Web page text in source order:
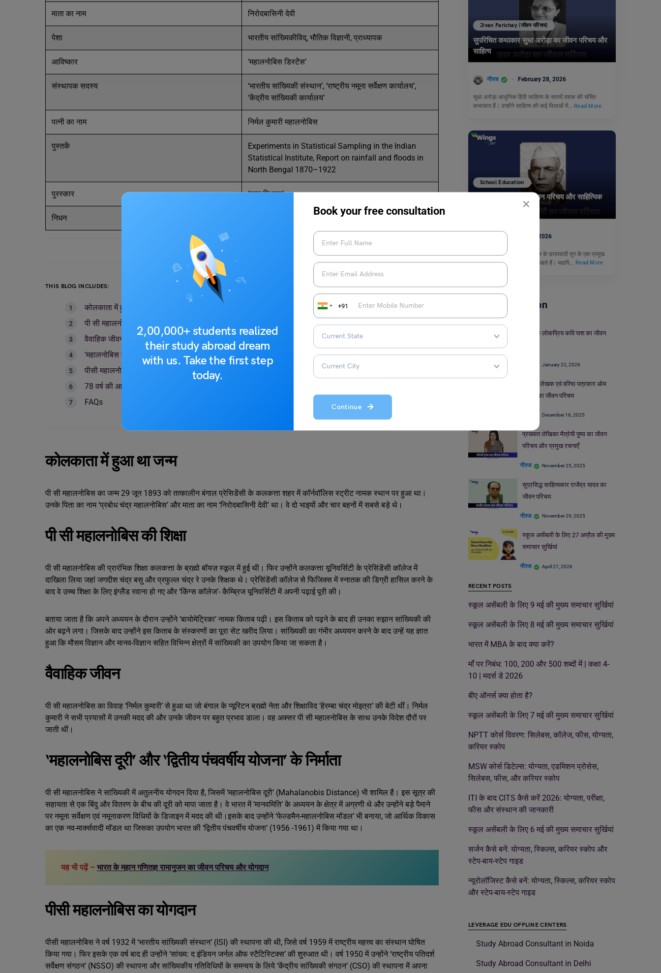
×
2,00,000+ students realized
their study abroad dream
with us. Take the first step
today.
Book your free consultation
+91
Continue
माता का नाम निरोदबासिनी देवी
पेशा भारतीय सांख्यिकीविद्, भौतिक विज्ञानी, प्राध्यापक
आविष्कार ‘महालनोबिस डिस्टेंस’
संस्थापक सदस्य
‘भारतीय सांख्यिकी संस्थान’, ‘राष्ट्रीय नमूना सर्वेक्षण कार्यालय’,
‘केंद्रीय सांख्यिकी कार्यालय’
पत्नी का नाम निर्मल कुमारी महालनोबिस
पुस्तकें
Experiments in Statistical Sampling in the Indian
Statistical Institute, Report on rainfall and floods in
North Bengal 1870–1922
पुरस्कार ‘पद्म विभूषण’
निधन 28 जून, 1972, पश्चिम बंगाल
THIS BLOG INCLUDES:
कोलकाता में हुआ था जन्म
पी सी महालनोबिस की शिक्षा
वैवाहिक जीवन
‘महालनोबिस दूरी’ और ‘द्वितीय पंचवर्षीय योजना’ के निर्माता
पीसी महालनोबिस का योगदान
78 वर्ष की आयु में हुआ निधन
FAQs
कोलकाता में हुआ था जन्म
पी सी महालनोबिस का जन्म 29 जून 1893 को तत्कालीन बंगाल प्रेसिडेंसी के कलकत्ता शहर में कॉर्नवॉलिस स्ट्रीट नामक स्थान पर हुआ था।
उनके पिता का नाम ‘प्रबोध चंद्र महालनोबिस’ और माता का नाम ‘निरोदबासिनी देवी’ था। वे दो भाइयों और चार बहनों में सबसे बड़े थे।
पी सी महालनोबिस की शिक्षा
पी सी महालनोबिस की प्रारंभिक शिक्षा कलकत्ता के ब्रह्मो बॉयज़ स्कूल में हुई थी। फिर उन्होंने कलकत्ता यूनिवर्सिटी के प्रेसिंडेंसी कॉलेज में
दाखिला लिया जहां जगदीश चंद्र बसु और प्रफुल्ल चंद्र रे उनके शिक्षक थे। प्रेसिंडेंसी कॉलेज से फिजिक्स में स्नातक की डिग्री हासिल करने के
बाद वे उच्च शिक्षा के लिए इंग्लैंड रवाना हो गए और ‘किंग्स कॉलेज’- कैम्ब्रिज यूनिवर्सिटी में अपनी पढ़ाई पूरी की।
बताया जाता है कि अपने अध्ययन के दौरान उन्होंने ‘बायोमेट्रिका’ नामक किताब पढ़ी। इस किताब को पढ़ने के बाद ही उनका रुझान सांख्यिकी की
ओर बढ़ने लगा। जिसके बाद उन्होंने इस किताब के संस्करणों का पूरा सेट खरीद लिया। सांख्यिकी का गंभीर अध्ययन करने के बाद उन्हें यह ज्ञात
हुआ कि मौसम विज्ञान और मानव-विज्ञान सहित विभिन्न क्षेत्रों में सांख्यिकी का उपयोग किया जा सकता है।
वैवाहिक जीवन
पी सी महालनोबिस का विवाह ‘निर्मल कुमारी’ से हुआ था जो बंगाल के प्यूरिटन ब्रह्मो नेता और शिक्षाविद ‘हेरम्बा चंद्र मोइत्रा’ की बेटी थीं। निर्मल
कुमारी ने सभी प्रयासों में उनकी मदद की और उनके जीवन पर बहुत प्रभाव डाला। वह अक्सर पी सी महालनोबिस के साथ उनके विदेश दौरों पर
जाती थीं।
‘महालनोबिस दूरी’ और ‘द्वितीय पंचवर्षीय योजना’ के निर्माता
पी सी महालनोबिस ने सांख्यिकी में अतुलनीय योगदन दिया है, जिसमें ‘महालनोबिस दूरी’ (Mahalanobis Distance) भी शामिल है। इस सूत्र की
सहायता से एक बिंदु और वितरण के बीच की दूरी को मापा जाता है। वे भारत में ‘मानवमिति’ के अध्ययन के क्षेत्र में अग्रणी थे और उन्होंने बड़े पैमाने
पर नमूना सर्वेक्षण एवं नमूनाकरण विधियों के डिजाइन में मदद की थी।इसके बाद उन्होंने ‘फेल्डमैन-महालनोबिस मॉडल’ भी बनाया, जो आर्थिक विकास
का एक नव-मार्क्सवादी मॉडल था जिसका उपयोग भारत की ‘द्वितीय पंचवर्षीय योजना’ (1956 -1961) में किया गया था।
यह भी पढ़ें – भारत के महान गणितज्ञ रामानुजन का जीवन परिचय और योगदान
पीसी महालनोबिस का योगदान
पीसी महालनोबिस ने वर्ष 1932 में ‘भारतीय सांख्यिकी संस्थान’ (ISI) की स्थापना की थी, जिसे वर्ष 1959 में राष्ट्रीय महत्त्व का संस्थान घोषित
किया गया। फिर इसके एक वर्ष बाद ही उन्होंने ‘सांख्य: द इंडियन जर्नल ऑफ स्टैटिस्टिक्स’ की शुरुआत थी। वर्ष 1950 में उन्होंने ‘राष्ट्रीय पतिदर्श
सर्वेक्षण संगठन’ (NSSO) की स्थापना और सांख्यिकीय गतिविधियों के समन्वय के लिये ‘केंद्रीय सांख्यिकी संगठन’ (CSO) की स्थापना में अपना
Jivan Parichay (जीवन परिचय)
सुपरिचित कथाकार सुधा अरोड़ा का जीवन परिचय और
साहित्य
नीरज February 28, 2026
सुधा अरोड़ा आधुनिक हिंदी साहित्य के सातवें दशक की चर्चित
कथाकार हैं। उन्होंने साहित्य की कई विधाओं में… Read More
School Education
माखनलाल चतुर्वेदी का जीवन परिचय और साहित्यिक
April 6, 2026
माखनलाल चतुर्वेदी आधुनिक काल के छायावादी युग के एक प्रमुख
कवि और प्रख्यात पत्रकार माने जाते हैं। यद्यपि…
Read More
School Education
पंजाब के लोकप्रिय कवि पाश का जीवन
January 22, 2026
समादृत लेखक एवं वरिष्ठ पत्रकार ओम
थानवी का जीवन परिचय
December 16, 2025
प्रख्यात लेखिका मैत्रेयी पुष्पा का जीवन
परिचय और प्रमुख रचनाएँ
नीरज November 25, 2025
सुप्रसिद्ध साहित्यकार राजेंद्र यादव का
जीवन परिचय
नीरज November 29, 2025
स्कूल असेंबली के लिए 27 अप्रैल की मुख्य
समाचार सुर्खियां
नीरज April 27, 2026
RECENT POSTS
स्कूल असेंबली के लिए 9 मई की मुख्य समाचार सुर्खियां
स्कूल असेंबली के लिए 8 मई की मुख्य समाचार सुर्खियां
भारत में MBA के बाद क्या करें?
माँ पर निबंध: 100, 200 और 500 शब्दों में | कक्षा 4-
10 | मदर्स डे 2026
बीए ऑनर्स क्या होता है?
स्कूल असेंबली के लिए 7 मई की मुख्य समाचार सुर्खियां
NPTT कोर्स विवरण: सिलेबस, कॉलेज, फीस, योग्यता,
करियर स्कोप
MSW कोर्स डिटेल्स: योग्यता, एडमिशन प्रोसेस,
सिलेबस, फीस, और करियर स्कोप
ITI के बाद CITS कैसे करें 2026: योग्यता, परीक्षा,
फीस और संस्थान की जानकारी
स्कूल असेंबली के लिए 6 मई की मुख्य समाचार सुर्खियां
सर्जन कैसे बनें: योग्यता, स्किल्स, करियर स्कोप और
स्टेप-बाय-स्टेप गाइड
न्यूरोलॉजिस्ट कैसे बनें: योग्यता, स्किल्स, करियर स्कोप
और स्टेप-बाय-स्टेप गाइड
LEVERAGE EDU OFFLINE CENTERS
Study Abroad Consultant in Noida
Study Abroad Consultant in Delhi